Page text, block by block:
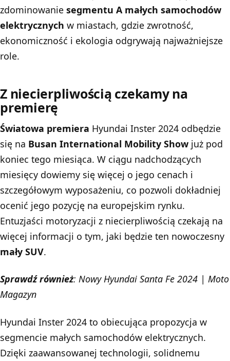
zdominowanie segmentu A małych samochodów
elektrycznych w miastach, gdzie zwrotność,
ekonomiczność i ekologia odgrywają najważniejsze
role.
Z niecierpliwością czekamy na
premierę
Światowa premiera Hyundai Inster 2024 odbędzie
się na Busan International Mobility Show już pod
koniec tego miesiąca. W ciągu nadchodzących
miesięcy dowiemy się więcej o jego cenach i
szczegółowym wyposażeniu, co pozwoli dokładniej
ocenić jego pozycję na europejskim rynku.
Entuzjaści motoryzacji z niecierpliwością czekają na
więcej informacji o tym, jaki będzie ten nowoczesny
mały SUV.
Sprawdź również: Nowy Hyundai Santa Fe 2024 | Moto
Magazyn
Hyundai Inster 2024 to obiecująca propozycja w
segmencie małych samochodów elektrycznych.
Dzięki zaawansowanej technologii, solidnemu